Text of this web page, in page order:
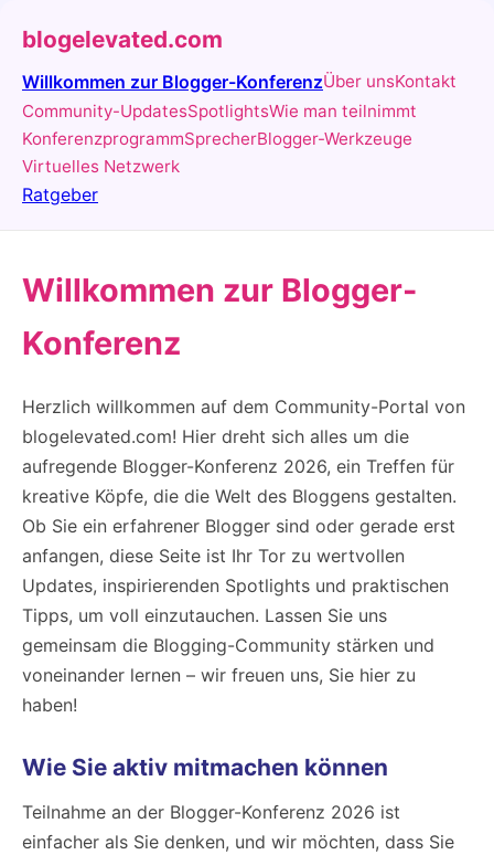
blogelevated.com
Willkommen zur Blogger-KonferenzÜber unsKontakt
Community-UpdatesSpotlightsWie man teilnimmt
KonferenzprogrammSprecherBlogger-Werkzeuge
Virtuelles Netzwerk
Ratgeber
Willkommen zur Blogger-
Konferenz
Herzlich willkommen auf dem Community-Portal von
blogelevated.com! Hier dreht sich alles um die
aufregende Blogger-Konferenz 2026, ein Treffen für
kreative Köpfe, die die Welt des Bloggens gestalten.
Ob Sie ein erfahrener Blogger sind oder gerade erst
anfangen, diese Seite ist Ihr Tor zu wertvollen
Updates, inspirierenden Spotlights und praktischen
Tipps, um voll einzutauchen. Lassen Sie uns
gemeinsam die Blogging-Community stärken und
voneinander lernen – wir freuen uns, Sie hier zu
haben!
Wie Sie aktiv mitmachen können
Teilnahme an der Blogger-Konferenz 2026 ist
einfacher als Sie denken, und wir möchten, dass Sie